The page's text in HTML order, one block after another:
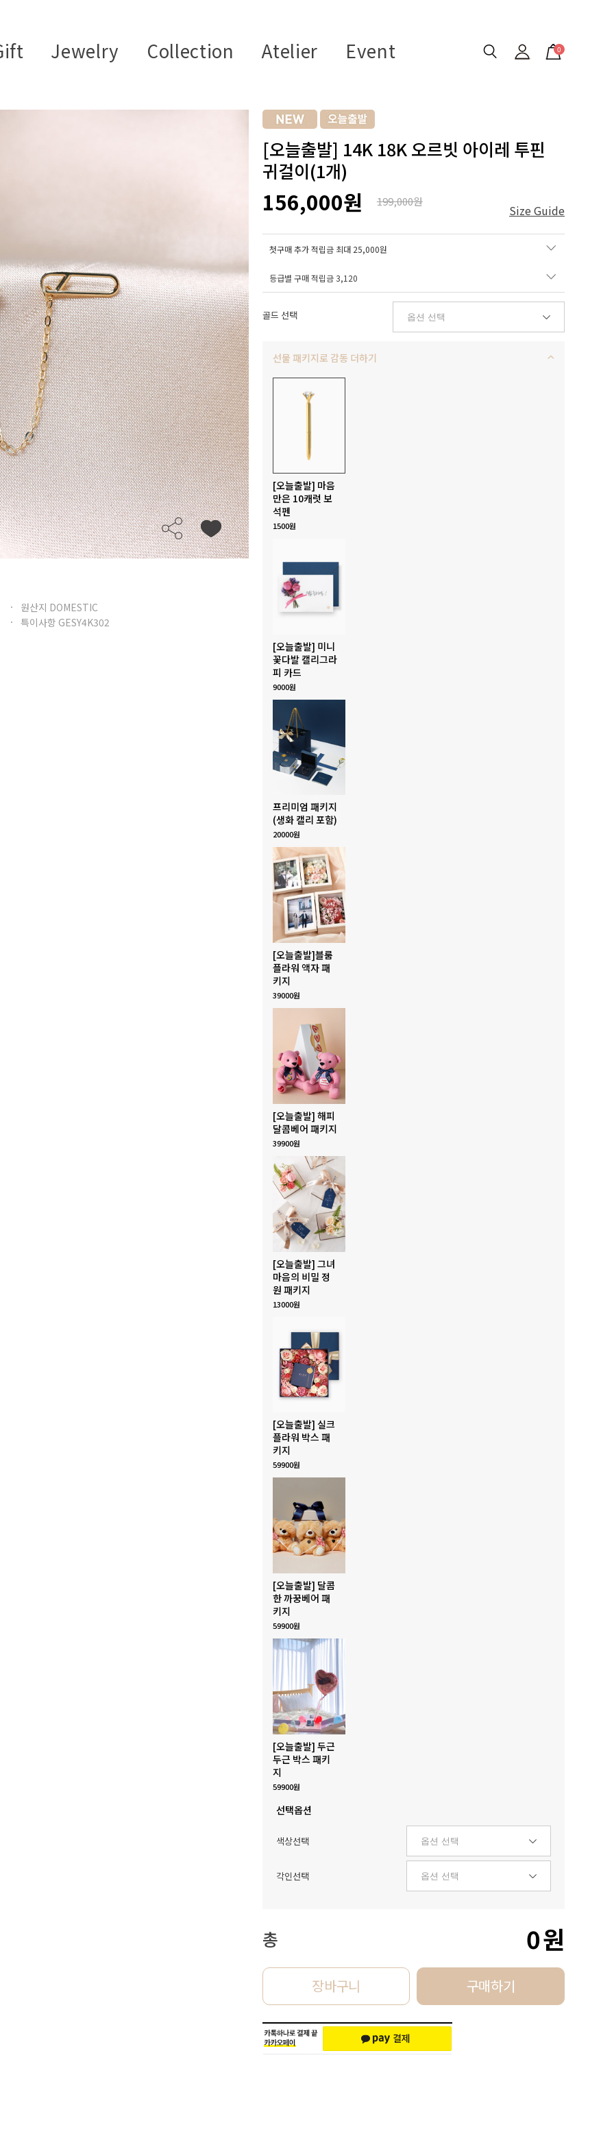
Jewelry Collection Atelier Event 0
원산지 DOMESTIC
특이사항 GESY4K302
[오늘출발] 14K 18K 오르빗 아이레 투핀
귀걸이(1개)
156,000원 199,000원
Size Guide
첫구매 추가 적립금 최대 25,000원
등급별 구매 적립금3,120
골드 선택
선물 패키지로 감동 더하기
[오늘출발] 마음
만은 10캐럿 보
석펜
1500원
[오늘출발] 미니
꽃다발 캘리그라
피 카드
9000원
프리미엄 패키지
(생화 캘리 포함)
20000원
[오늘출발]블룸
플라워 액자 패
키지
39000원
[오늘출발] 해피
달콤베어 패키지
39900원
[오늘출발] 그녀
마음의 비밀 정
원 패키지
13000원
[오늘출발] 실크
플라워 박스 패
키지
59900원
[오늘출발] 달콤
한 까꿍베어 패
키지
59900원
[오늘출발] 두근
두근 박스 패키
지
59900원
선택옵션
색상선택
각인선택
총 0원
장바구니 구매하기